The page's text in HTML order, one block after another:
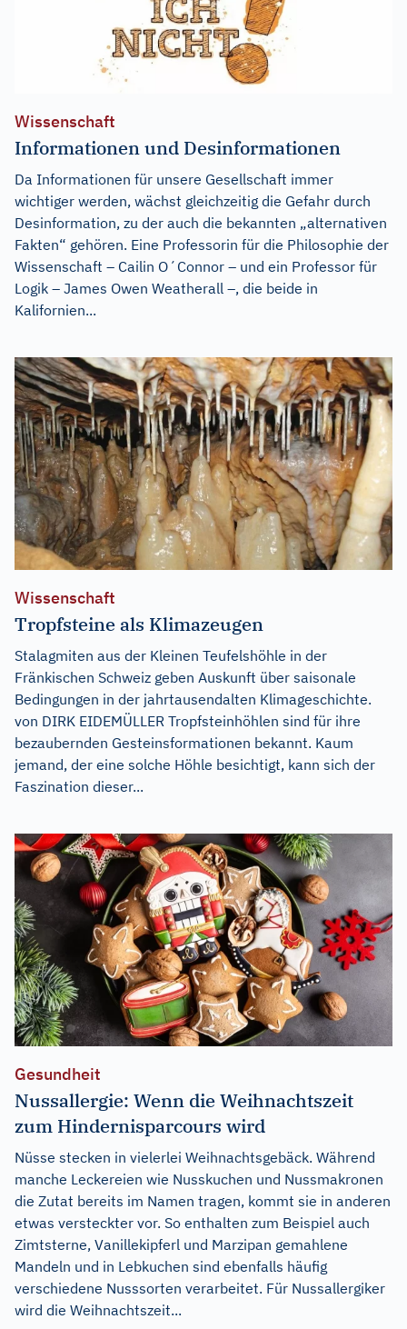
Wissenschaft
Informationen und Desinformationen
Da Informationen für unsere Gesellschaft immer
wichtiger werden, wächst gleichzeitig die Gefahr durch
Desinformation, zu der auch die bekannten „alternativen
Fakten“ gehören. Eine Professorin für die Philosophie der
Wissenschaft – Cailin O´Connor – und ein Professor für
Logik – James Owen Weatherall –, die beide in
Kalifornien...
Wissenschaft
Tropfsteine als Klimazeugen
Stalagmiten aus der Kleinen Teufelshöhle in der
Fränkischen Schweiz geben Auskunft über saisonale
Bedingungen in der jahrtausendalten Klimageschichte.
von DIRK EIDEMÜLLER Tropfsteinhöhlen sind für ihre
bezaubernden Gesteinsformationen bekannt. Kaum
jemand, der eine solche Höhle besichtigt, kann sich der
Faszination dieser...
Gesundheit
Nussallergie: Wenn die Weihnachtszeit
zum Hindernisparcours wird
Nüsse stecken in vielerlei Weihnachtsgebäck. Während
manche Leckereien wie Nusskuchen und Nussmakronen
die Zutat bereits im Namen tragen, kommt sie in anderen
etwas versteckter vor. So enthalten zum Beispiel auch
Zimtsterne, Vanillekipferl und Marzipan gemahlene
Mandeln und in Lebkuchen sind ebenfalls häufig
verschiedene Nusssorten verarbeitet. Für Nussallergiker
wird die Weihnachtszeit...